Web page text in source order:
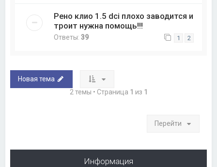
Рено клио 1.5 dci плохо заводится и
троит нужна помощь!!!
Ответы:39 1 2
Новая тема
2 темы • Страница 1 из 1
Перейти
Информация